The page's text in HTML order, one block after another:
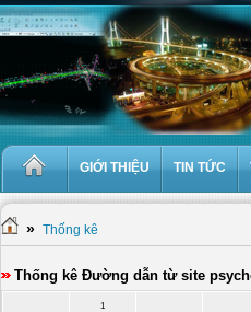
GIỚI THIỆU TIN TỨC
» Thống kê
Thống kê Đường dẫn từ site
1